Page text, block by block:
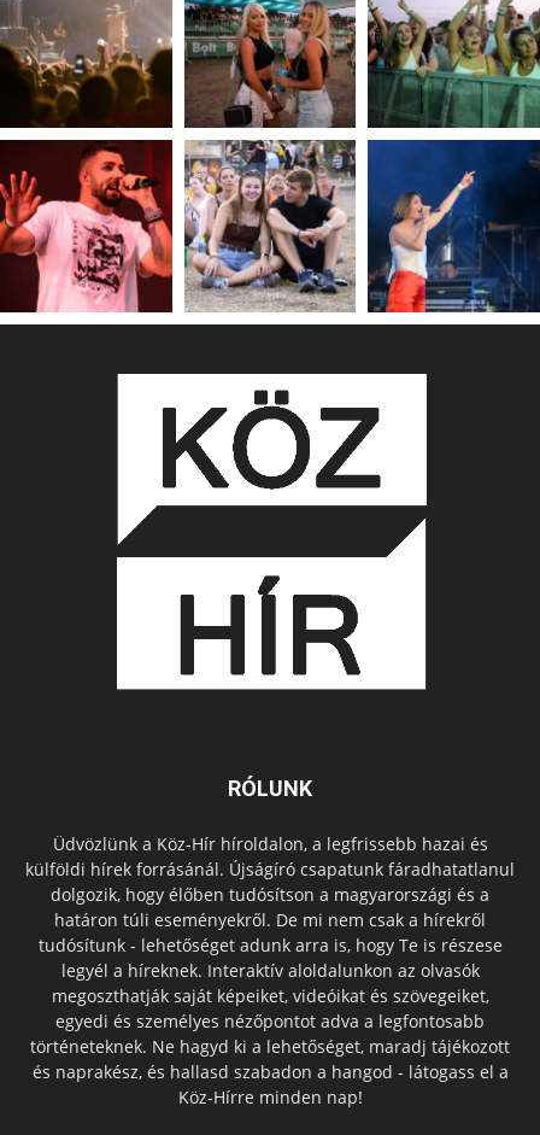
RÓLUNK
Üdvözlünk a Köz-Hír híroldalon, a legfrissebb hazai és
külföldi hírek forrásánál. Újságíró csapatunk fáradhatatlanul
dolgozik, hogy élőben tudósítson a magyarországi és a
határon túli eseményekről. De mi nem csak a hírekről
tudósítunk - lehetőséget adunk arra is, hogy Te is részese
legyél a híreknek. Interaktív aloldalunkon az olvasók
megoszthatják saját képeiket, videóikat és szövegeiket,
egyedi és személyes nézőpontot adva a legfontosabb
történeteknek. Ne hagyd ki a lehetőséget, maradj tájékozott
és naprakész, és hallasd szabadon a hangod - látogass el a
Köz-Hírre minden nap!